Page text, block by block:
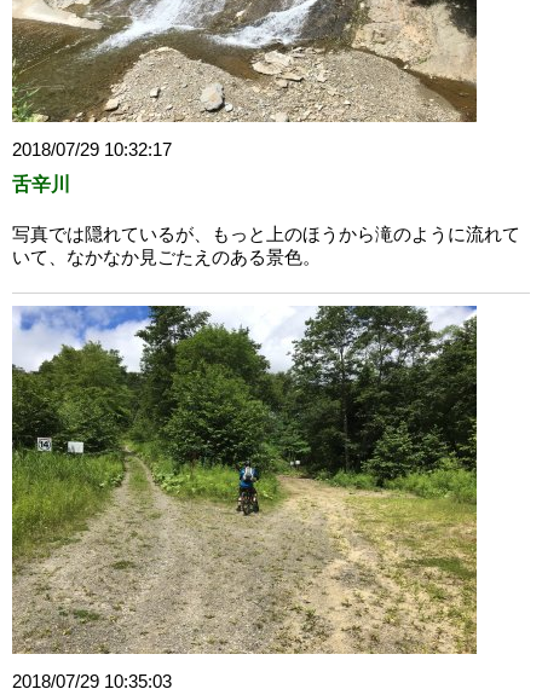
2018/07/29 10:32:17
舌辛川
写真では隠れているが、もっと上のほうから滝のように流れて
いて、なかなか見ごたえのある景色。
2018/07/29 10:35:03